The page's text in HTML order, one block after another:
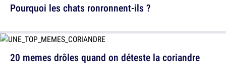
20 memes drôles quand on déteste la coriandre
Pourquoi les chats ronronnent-ils ?